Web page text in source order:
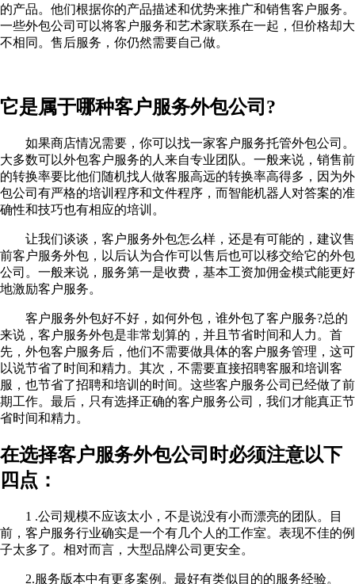
的产品。他们根据你的产品描述和优势来推广和销售客户服务。
一些外包公司可以将客户服务和艺术家联系在一起，但价格却大
不相同。售后服务，你仍然需要自己做。
它是属于哪种客户服务外包公司?
如果商店情况需要，你可以找一家客户服务托管外包公司。
大多数可以外包客户服务的人来自专业团队。一般来说，销售前
的转换率要比他们随机找人做客服高远的转换率高得多，因为外
包公司有严格的培训程序和文件程序，而智能机器人对答案的准
确性和技巧也有相应的培训。
让我们谈谈，客户服务外包怎么样，还是有可能的，建议售
前客户服务外包，以后认为合作可以售后也可以移交给它的外包
公司。一般来说，服务第一是收费，基本工资加佣金模式能更好
地激励客户服务。
客户服务外包好不好，如何外包，谁外包了客户服务?总的
来说，客户服务外包是非常划算的，并且节省时间和人力。首
先，外包客户服务后，他们不需要做具体的客户服务管理，这可
以说节省了时间和精力。其次，不需要直接招聘客服和培训客
服，也节省了招聘和培训的时间。这些客户服务公司已经做了前
期工作。最后，只有选择正确的客户服务公司，我们才能真正节
省时间和精力。
在选择客户服务外包公司时必须注意以下
四点：
1 .公司规模不应该太小，不是说没有小而漂亮的团队。目
前，客户服务行业确实是一个有几个人的工作室。表现不佳的例
子太多了。相对而言，大型品牌公司更安全。
2.服务版本中有更多案例。最好有类似目的的服务经验。